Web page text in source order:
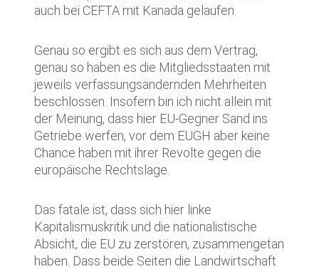
auch bei CEFTA mit Kanada gelaufen.
Genau so ergibt es sich aus dem Vertrag,
genau so haben es die Mitgliedsstaaten mit
jeweils verfassungsändernden Mehrheiten
beschlossen. Insofern bin ich nicht allein mit
der Meinung, dass hier EU-Gegner Sand ins
Getriebe werfen, vor dem EUGH aber keine
Chance haben mit ihrer Revolte gegen die
europäische Rechtslage.
Das fatale ist, dass sich hier linke
Kapitalismuskritik und die nationalistische
Absicht, die EU zu zerstören, zusammengetan
haben. Dass beide Seiten die Landwirtschaft